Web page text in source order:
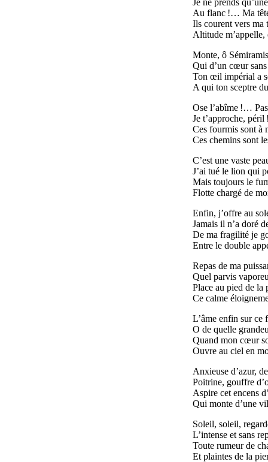
Au flanc !… Ma
Ils courent vers ma
Altitude m’appelle,
Monte, ô
Qui d’un cœur sans
Ton œil impérial a
A qui ton sceptre
Ose l’abîme !…
Je t’approche,
Ces fourmis sont à
Ces chemins sont
C’est une vaste
J’ai tué le lion qui
Mais toujours le
Flotte chargé de
Enfin, j’offre au
Jamais il n’a doré
De ma fragilité je
Entre le double
Repas de ma
Quel parvis
Place au pied de la
Ce calme
L’âme enfin sur ce
O de quelle
Quand mon cœur
Ouvre au ciel en
Anxieuse d’azur,
Poitrine, gouffre
Aspire cet encens
Qui monte d’une
Soleil, soleil,
L’intense et sans
Toute rumeur de
Et plaintes de la